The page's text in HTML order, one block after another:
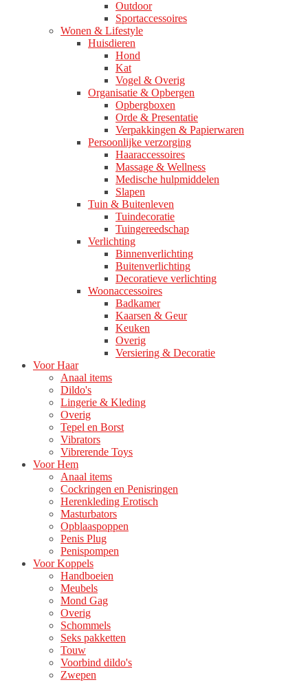
Outdoor
Sportaccessoires
Wonen & Lifestyle
Huisdieren
Hond
Kat
Vogel & Overig
Organisatie & Opbergen
Opbergboxen
Orde & Presentatie
Verpakkingen & Papierwaren
Persoonlijke verzorging
Haaraccessoires
Massage & Wellness
Medische hulpmiddelen
Slapen
Tuin & Buitenleven
Tuindecoratie
Tuingereedschap
Verlichting
Binnenverlichting
Buitenverlichting
Decoratieve verlichting
Woonaccessoires
Badkamer
Kaarsen & Geur
Keuken
Overig
Versiering & Decoratie
Voor Haar
Anaal items
Dildo's
Lingerie & Kleding
Overig
Tepel en Borst
Vibrators
Vibrerende Toys
Voor Hem
Anaal items
Cockringen en Penisringen
Herenkleding Erotisch
Masturbators
Opblaaspoppen
Penis Plug
Penispompen
Voor Koppels
Handboeien
Meubels
Mond Gag
Overig
Schommels
Seks pakketten
Touw
Voorbind dildo's
Zwepen